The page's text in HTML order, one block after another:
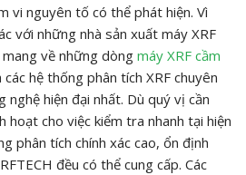
vi nguyên tố có thể phát hiện. Vì
với những nhà sản xuất máy XRF
về những dòng máy XRF cầm
các hệ thống phân tích XRF chuyên
hiện đại nhất. Dù quý vị cần
hoạt cho việc kiểm tra nhanh tại hiện
phân tích chính xác cao, ổn định
đều có thể cung cấp. Các